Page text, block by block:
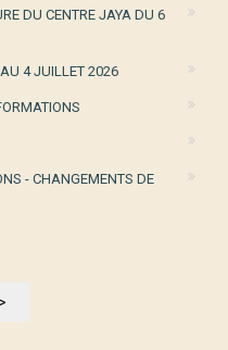
DU CENTRE JAYA DU 6
4 JUILLET 2026
- CHANGEMENTS DE